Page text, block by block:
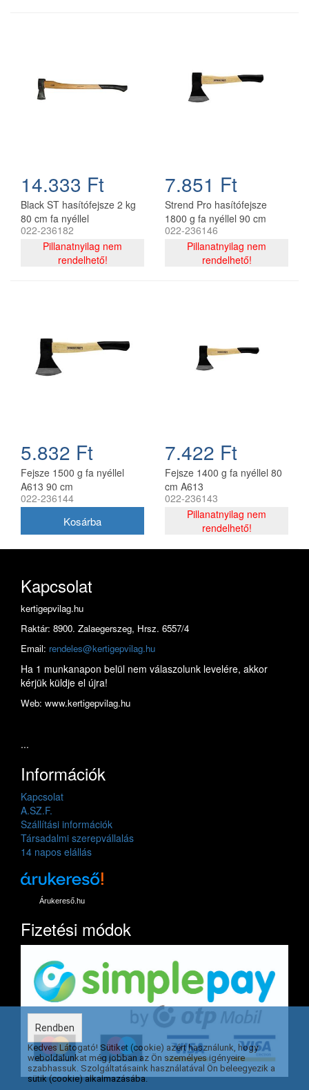
14.333 Ft
Black ST hasítófejsze 2 kg
80 cm fa nyéllel
022-236182
Pillanatnyilag nem
rendelhető!
7.851 Ft
Strend Pro hasítófejsze
1800 g fa nyéllel 90 cm
A613
022-236146
Pillanatnyilag nem
rendelhető!
5.832 Ft
Fejsze 1500 g fa nyéllel
A613 90 cm
022-236144
7.422 Ft
Fejsze 1400 g fa nyéllel 80
cm A613
022-236143
Pillanatnyilag nem
rendelhető!
Kapcsolat
kertigepvilag.hu
Raktár: 8900. Zalaegerszeg, Hrsz. 6557/4
Email: rendeles@kertigepvilag.hu
Ha 1 munkanapon belül nem válaszolunk levelére, akkor
kérjük küldje el újra!
Web: www.kertigepvilag.hu
...
Információk
Kapcsolat
A.SZ.F.
Szállítási információk
Társadalmi szerepvállalás
14 napos elállás
Árukereső.hu
Fizetési módok
Rendben
Kedves Látogató! Sütiket (cookie) azért használunk, hogy
weboldalunkat még jobban az Ön személyes igényeire
szabhassuk. Szolgáltatásaink használatával Ön beleegyezik a
sütik (cookie) alkalmazásába.